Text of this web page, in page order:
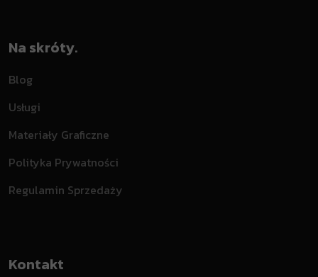
Na skróty.
Blog
Usługi
Materiały Graficzne
Polityka Prywatności
Regulamin Sprzedaży
Kontakt